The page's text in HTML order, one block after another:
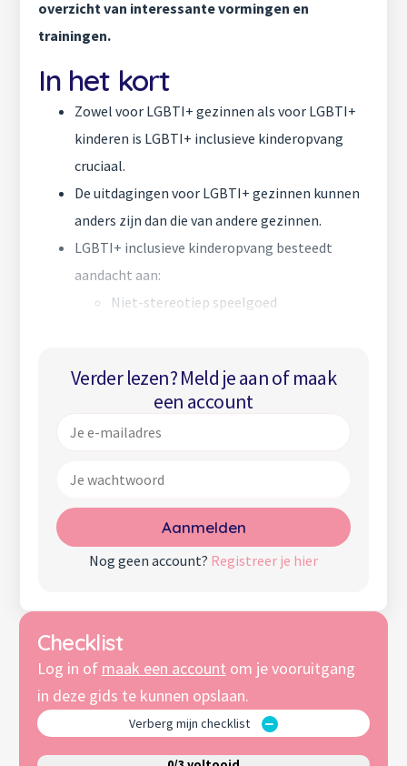
overzicht van interessante vormingen en
trainingen.
In het kort
Zowel voor LGBTI+ gezinnen als voor LGBTI+
kinderen is LGBTI+ inclusieve kinderopvang
cruciaal.
De uitdagingen voor LGBTI+ gezinnen kunnen
anders zijn dan die van andere gezinnen.
LGBTI+ inclusieve kinderopvang besteedt
aandacht aan:
Niet-stereotiep speelgoed
Verwelkomende sfeer
Speciale dagen
Verder lezen? Meld je aan of maak
een account
Aanmelden
Nog geen account? Registreer je hier
Checklist
Log in of maak een account om je vooruitgang
in deze gids te kunnen opslaan.
Verberg mijn checklist